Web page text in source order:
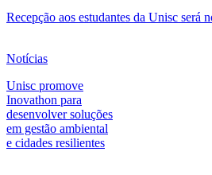
Recepção aos estudantes da Unisc será
Notícias
Unisc promove
Inovathon para
desenvolver soluções
em gestão ambiental
e cidades resilientes